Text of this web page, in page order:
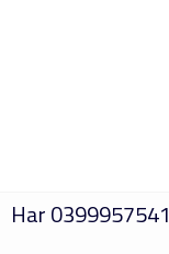
Har0399957541